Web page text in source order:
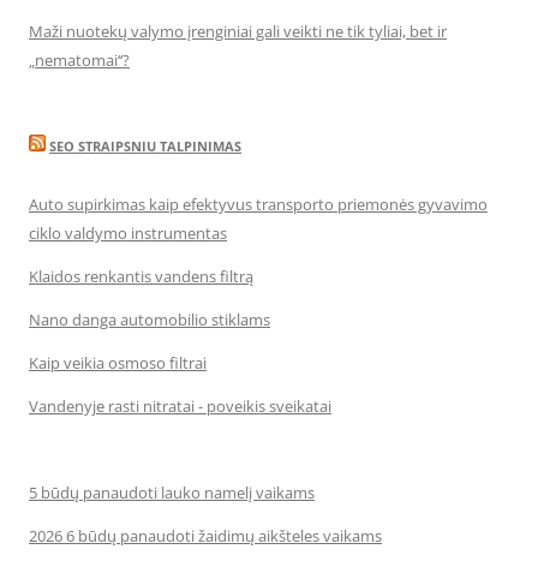
Maži nuotekų valymo įrenginiai gali veikti ne tik tyliai, bet ir
„nematomai‘‘?
SEO STRAIPSNIU TALPINIMAS
Auto supirkimas kaip efektyvus transporto priemonės gyvavimo
ciklo valdymo instrumentas
Klaidos renkantis vandens filtrą
Nano danga automobilio stiklams
Kaip veikia osmoso filtrai
Vandenyje rasti nitratai - poveikis sveikatai
5 būdų panaudoti lauko namelį vaikams
2026 6 būdų panaudoti žaidimų aikšteles vaikams